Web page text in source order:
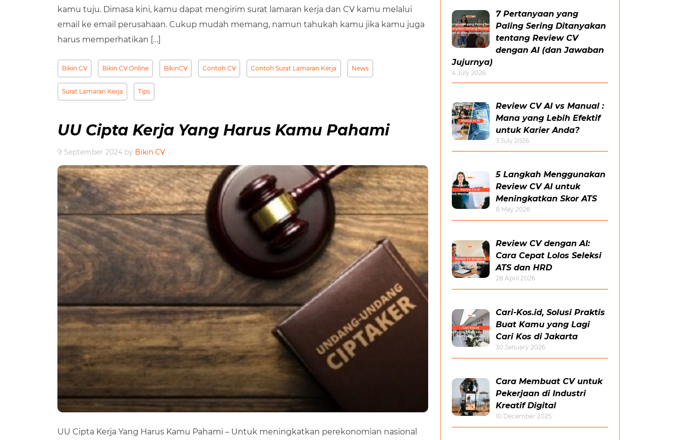
kamu tuju. Dimasa kini, kamu dapat mengirim surat lamaran kerja dan CV kamu melalui
email ke email perusahaan. Cukup mudah memang, namun tahukah kamu jika kamu juga
harus memperhatikan […]
Bikin CV Bikin CV Online BikinCV Contoh CV Contoh Surat Lamaran Kerja News
Surat Lamaran Kerja Tips
UU Cipta Kerja Yang Harus Kamu Pahami
9 September 2024 by Bikin CV
UU Cipta Kerja Yang Harus Kamu Pahami – Untuk meningkatkan perekonomian nasional
7 Pertanyaan yang
Paling Sering Ditanyakan
tentang Review CV
dengan AI (dan Jawaban
Jujurnya)
4 July 2026
Review CV AI vs Manual :
Mana yang Lebih Efektif
untuk Karier Anda?
3 July 2026
5 Langkah Menggunakan
Review CV AI untuk
Meningkatkan Skor ATS
8 May 2026
Review CV dengan AI:
Cara Cepat Lolos Seleksi
ATS dan HRD
28 April 2026
Cari-Kos.id, Solusi Praktis
Buat Kamu yang Lagi
Cari Kos di Jakarta
30 January 2026
Cara Membuat CV untuk
Pekerjaan di Industri
Kreatif Digital
10 December 2025